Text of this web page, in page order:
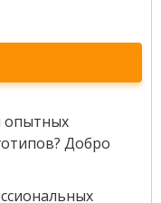
опытных
Добро